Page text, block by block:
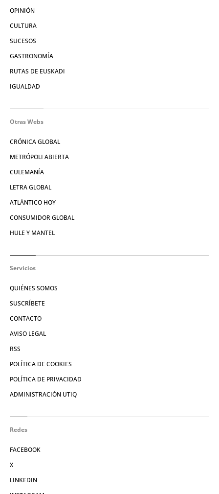
OPINIÓN
CULTURA
SUCESOS
GASTRONOMÍA
RUTAS DE EUSKADI
IGUALDAD
Otras Webs
CRÓNICA GLOBAL
METRÓPOLI ABIERTA
CULEMANÍA
LETRA GLOBAL
ATLÁNTICO HOY
CONSUMIDOR GLOBAL
HULE Y MANTEL
Servicios
QUIÉNES SOMOS
SUSCRÍBETE
CONTACTO
AVISO LEGAL
RSS
POLÍTICA DE COOKIES
POLÍTICA DE PRIVACIDAD
ADMINISTRACIÓN UTIQ
Redes
FACEBOOK
X
LINKEDIN